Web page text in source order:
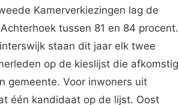
Kamerverkiezingen lag de
tussen 81 en 84 procent.
staan dit jaar elk twee
op de kieslijst die afkomstig
gemeente. Voor inwoners uit
één kandidaat op de lijst. Oost